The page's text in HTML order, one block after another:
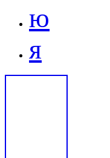
ю
я